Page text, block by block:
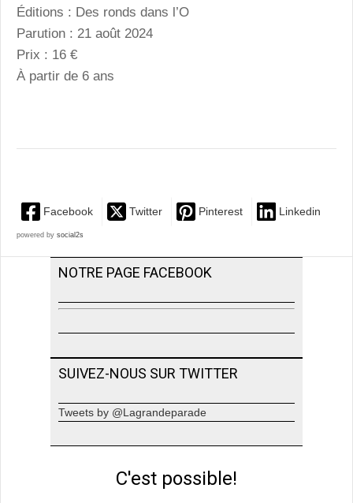
Éditions : Des ronds dans l’O
Parution : 21 août 2024
Prix : 16 €
À partir de 6 ans
Facebook Twitter Pinterest Linkedin
powered by social2s
NOTRE PAGE FACEBOOK
SUIVEZ-NOUS SUR TWITTER
Tweets by @Lagrandeparade
C'est possible!